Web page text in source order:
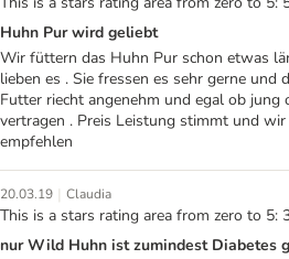
Huhn Pur wird geliebt
Wir füttern das Huhn Pur schon etwas
lieben es . Sie fressen es sehr gerne und
Futter riecht angenehm und egal ob
vertragen . Preis Leistung stimmt und
empfehlen
20.03.19 | Claudia
This is a stars rating area from zero to 5:
nur Wild Huhn ist zumindest Diabetes